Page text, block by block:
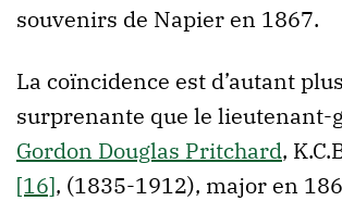
souvenirs de Napier en 1867.
La coïncidence est d’autant plus
surprenante que le lieutenant-
Gordon Douglas Pritchard,
[16], (1835-1912), major en